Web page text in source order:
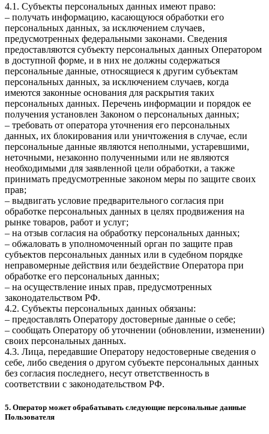
4.1. Субъекты персональных данных имеют право:
– получать информацию, касающуюся обработки его
персональных данных, за исключением случаев,
предусмотренных федеральными законами. Сведения
предоставляются субъекту персональных данных Оператором
в доступной форме, и в них не должны содержаться
персональные данные, относящиеся к другим субъектам
персональных данных, за исключением случаев, когда
имеются законные основания для раскрытия таких
персональных данных. Перечень информации и порядок ее
получения установлен Законом о персональных данных;
– требовать от оператора уточнения его персональных
данных, их блокирования или уничтожения в случае, если
персональные данные являются неполными, устаревшими,
неточными, незаконно полученными или не являются
необходимыми для заявленной цели обработки, а также
принимать предусмотренные законом меры по защите своих
прав;
– выдвигать условие предварительного согласия при
обработке персональных данных в целях продвижения на
рынке товаров, работ и услуг;
– на отзыв согласия на обработку персональных данных;
– обжаловать в уполномоченный орган по защите прав
субъектов персональных данных или в судебном порядке
неправомерные действия или бездействие Оператора при
обработке его персональных данных;
– на осуществление иных прав, предусмотренных
законодательством РФ.
4.2. Субъекты персональных данных обязаны:
– предоставлять Оператору достоверные данные о себе;
– сообщать Оператору об уточнении (обновлении, изменении)
своих персональных данных.
4.3. Лица, передавшие Оператору недостоверные сведения о
себе, либо сведения о другом субъекте персональных данных
без согласия последнего, несут ответственность в
соответствии с законодательством РФ.
5. Оператор может обрабатывать следующие персональные данные
Пользователя